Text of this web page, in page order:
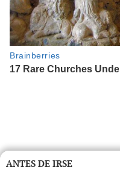
ANTES DE IRSE